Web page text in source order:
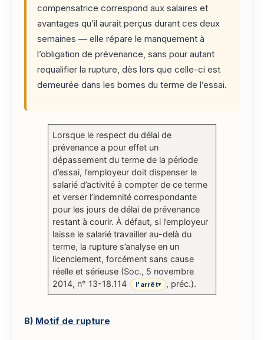
compensatrice correspond aux salaires et
avantages qu’il aurait perçus durant ces deux
semaines — elle répare le manquement à
l’obligation de prévenance, sans pour autant
requalifier la rupture, dès lors que celle-ci est
demeurée dans les bornes du terme de l’essai.
Lorsque le respect du délai de
prévenance a pour effet un
dépassement du terme de la période
d’essai, l’employeur doit dispenser le
salarié d’activité à compter de ce terme
et verser l’indemnité correspondante
pour les jours de délai de prévenance
restant à courir. À défaut, si l’employeur
laisse le salarié travailler au-delà du
terme, la rupture s’analyse en un
licenciement, forcément sans cause
réelle et sérieuse (Soc., 5 novembre
2014, n° 13-18.114
l'arrêt▾ , préc.).
B) Motif de rupture